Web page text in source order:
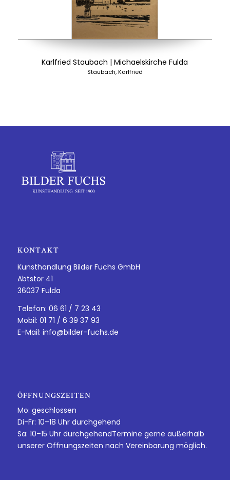
Karlfried Staubach | Michaelskirche Fulda
Staubach, Karlfried
KONTAKT
Kunsthandlung Bilder Fuchs GmbH
Abtstor 41
36037 Fulda
Telefon: 06 61 / 7 23 43
Mobil: 01 71 / 6 39 37 93
E-Mail: info@bilder-fuchs.de
ÖFFNUNGSZEITEN
Mo: geschlossen
Di-Fr: 10–18 Uhr durchgehend
Sa: 10–15 Uhr durchgehendTermine gerne außerhalb
unserer Öffnungszeiten nach Vereinbarung möglich.